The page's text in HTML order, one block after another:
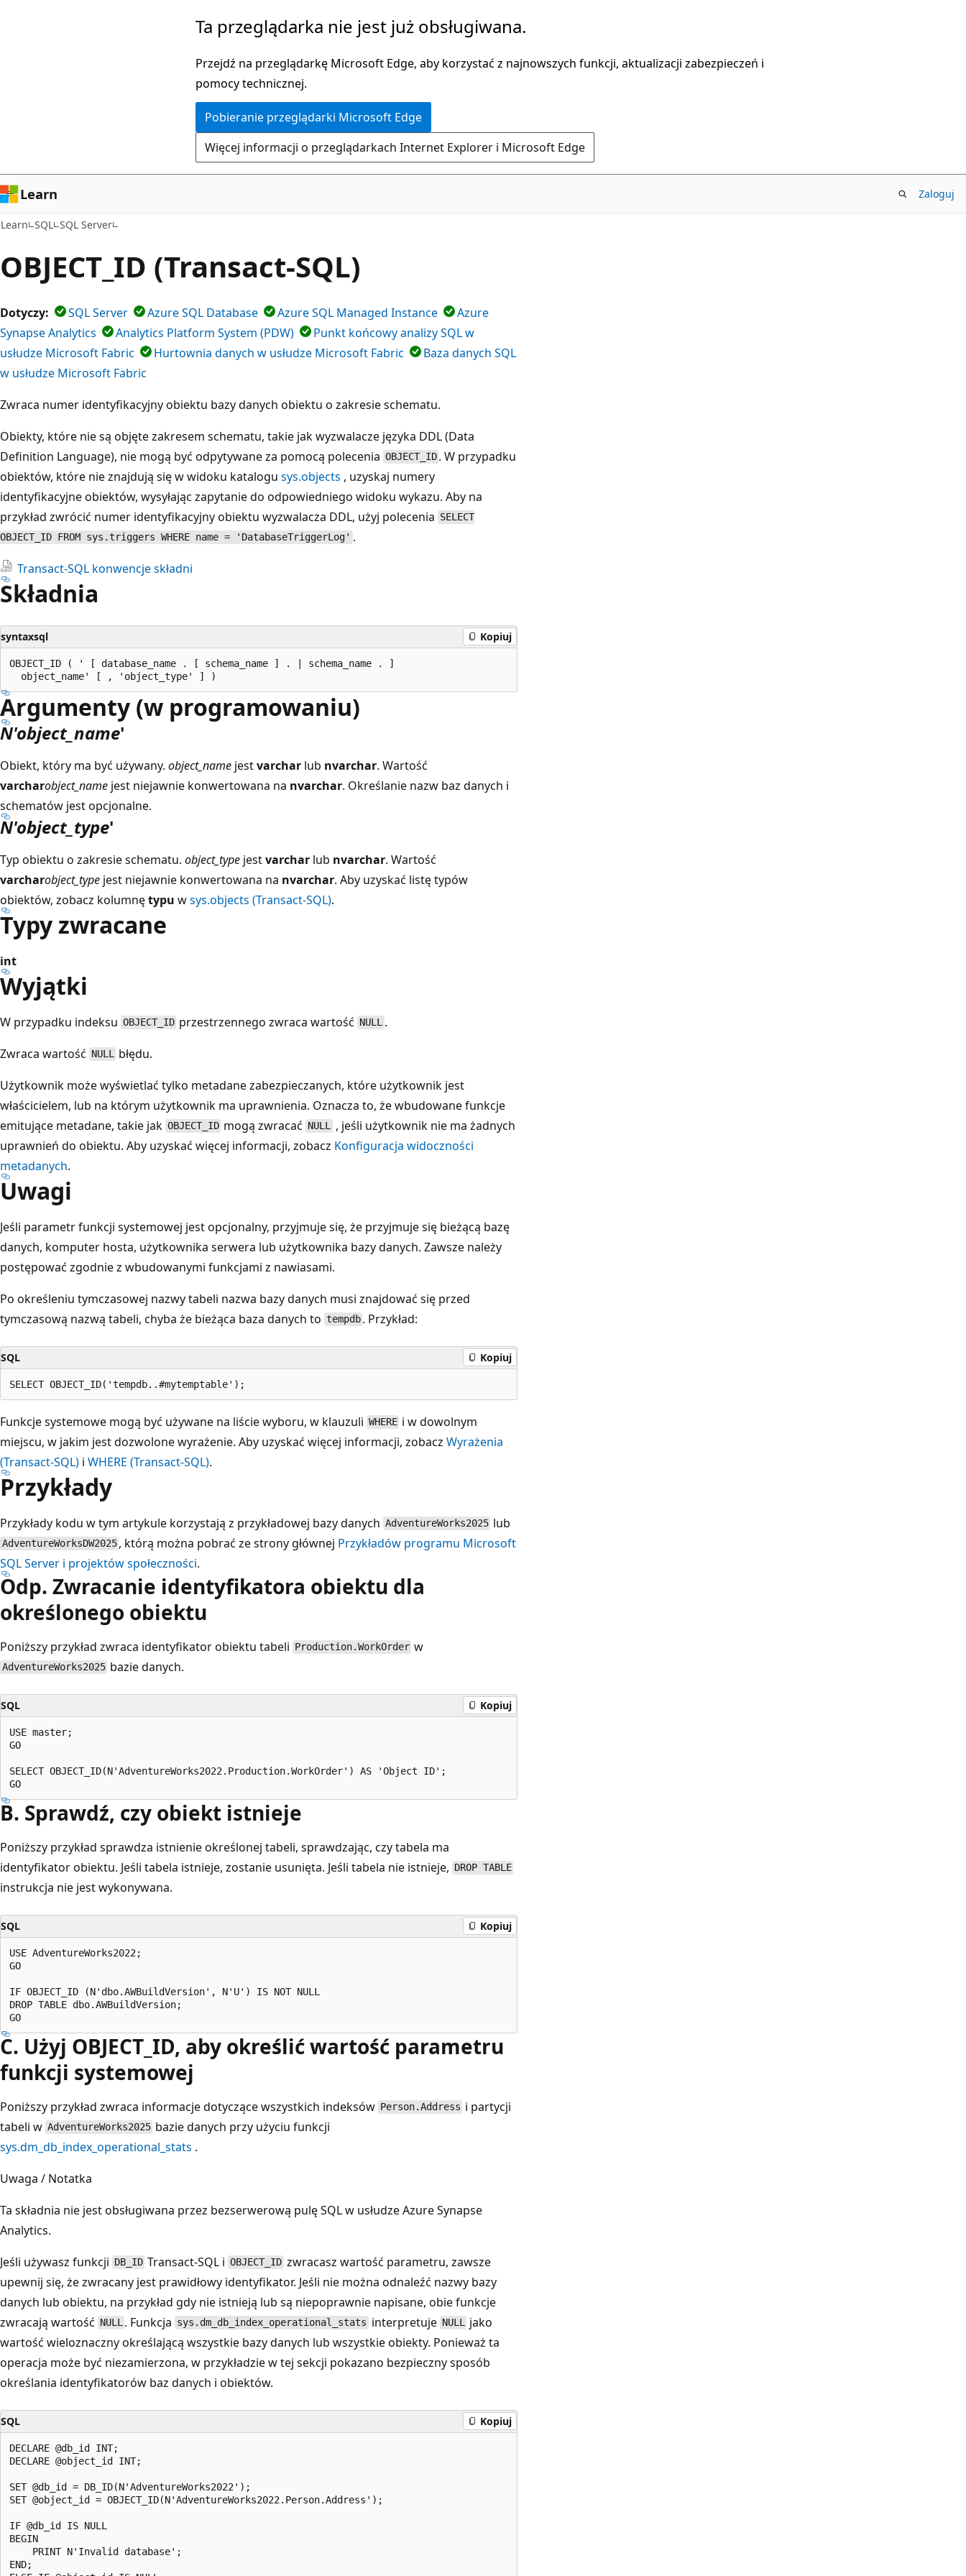
Ta przeglądarka nie jest już obsługiwana.
Przejdź na przeglądarkę Microsoft Edge, aby korzystać z najnowszych funkcji, aktualizacji zabezpieczeń i
pomocy technicznej.
Pobieranie przeglądarki Microsoft Edge
Więcej informacji o przeglądarkach Internet Explorer i Microsoft Edge
Learn Zaloguj
Learn SQL SQL Server
OBJECT_ID (Transact-SQL)
Dotyczy: SQL Server Azure SQL Database Azure SQL Managed Instance
Azure
Synapse Analytics
Analytics Platform System (PDW)
Punkt końcowy analizy SQL w
usłudze Microsoft Fabric
Hurtownia danych w usłudze Microsoft Fabric
Baza danych SQL
w usłudze Microsoft Fabric
Zwraca numer identyfikacyjny obiektu bazy danych obiektu o zakresie schematu.
Obiekty, które nie są objęte zakresem schematu, takie jak wyzwalacze języka DDL (Data
Definition Language), nie mogą być odpytywane za pomocą polecenia OBJECT_ID . W przypadku
obiektów, które nie znajdują się w widoku katalogu sys.objects , uzyskaj numery
identyfikacyjne obiektów, wysyłając zapytanie do odpowiedniego widoku wykazu. Aby na
przykład zwrócić numer identyfikacyjny obiektu wyzwalacza DDL, użyj polecenia SELECT
OBJECT_ID FROM sys.triggers WHERE name = 'DatabaseTriggerLog' .
Transact-SQL konwencje składni
Składnia
syntaxsql Kopiuj
OBJECT_ID ( ' [ database_name . [ schema_name ] . | schema_name . ]
Argumenty (w programowaniu)
N'object_name'
Obiekt, który ma być używany. object_name jestvarchar lub nvarchar. Wartość
varcharobject_name jest niejawnie konwertowana na nvarchar. Określanie nazw baz danych i
schematów jest opcjonalne.
N'object_type'
Typ obiektu o zakresie schematu. object_type jestvarchar lub nvarchar. Wartość
varcharobject_type jest niejawnie konwertowana na nvarchar. Aby uzyskać listę typów
obiektów, zobacz kolumnętypu wsys.objects (Transact-SQL).
Typy zwracane
int
Wyjątki
W przypadku indeksu OBJECT_ID przestrzennego zwraca wartość NULL.
Zwraca wartość NULL błędu.
Użytkownik może wyświetlać tylko metadane zabezpieczanych, które użytkownik jest
właścicielem, lub na którym użytkownik ma uprawnienia. Oznacza to, że wbudowane funkcje
emitujące metadane, takie jak OBJECT_ID mogą zwracać NULL, jeśli użytkownik nie ma żadnych
uprawnień do obiektu. Aby uzyskać więcej informacji, zobacz Konfiguracja widoczności
metadanych.
Uwagi
Jeśli parametr funkcji systemowej jest opcjonalny, przyjmuje się, że przyjmuje się bieżącą bazę
danych, komputer hosta, użytkownika serwera lub użytkownika bazy danych. Zawsze należy
postępować zgodnie z wbudowanymi funkcjami z nawiasami.
Po określeniu tymczasowej nazwy tabeli nazwa bazy danych musi znajdować się przed
tymczasową nazwą tabeli, chyba że bieżąca baza danych to tempdb . Przykład:
SQL Kopiuj
Funkcje systemowe mogą być używane na liście wyboru, w klauzuli WHERE i w dowolnym
miejscu, w jakim jest dozwolone wyrażenie. Aby uzyskać więcej informacji, zobacz Wyrażenia
(Transact-SQL) i WHERE (Transact-SQL).
Przykłady
Przykłady kodu w tym artykule korzystają z przykładowej bazy danych AdventureWorks2025 lub
AdventureWorksDW2025 , którą można pobrać ze strony głównej Przykładów programu Microsoft
SQL Server i projektów społeczności.
Odp. Zwracanie identyfikatora obiektu dla
określonego obiektu
Poniższy przykład zwraca identyfikator obiektu tabeli Production.WorkOrder w
AdventureWorks2025 bazie danych.
SQL Kopiuj
USE master;
GO
SELECT OBJECT_ID(N'AdventureWorks2022.Production.WorkOrder') AS 'Object ID';
B. Sprawdź, czy obiekt istnieje
Poniższy przykład sprawdza istnienie określonej tabeli, sprawdzając, czy tabela ma
identyfikator obiektu. Jeśli tabela istnieje, zostanie usunięta. Jeśli tabela nie istnieje, DROP TABLE
instrukcja nie jest wykonywana.
SQL Kopiuj
USE AdventureWorks2022;
GO
IF OBJECT_ID (N'dbo.AWBuildVersion', N'U') IS NOT NULL
DROP TABLE dbo.AWBuildVersion;
C. Użyj OBJECT_ID, aby określić wartość parametru
funkcji systemowej
Poniższy przykład zwraca informacje dotyczące wszystkich indeksów Person.Address i partycji
tabeli w AdventureWorks2025 bazie danych przy użyciu funkcji
sys.dm_db_index_operational_stats .
Uwaga / Notatka
Ta składnia nie jest obsługiwana przez bezserwerową pulę SQL w usłudze Azure Synapse
Analytics.
Jeśli używasz funkcji DB_ID Transact-SQL i OBJECT_ID zwracasz wartość parametru, zawsze
upewnij się, że zwracany jest prawidłowy identyfikator. Jeśli nie można odnaleźć nazwy bazy
danych lub obiektu, na przykład gdy nie istnieją lub są niepoprawnie napisane, obie funkcje
zwracają wartość NULL . Funkcja sys.dm_db_index_operational_stats interpretuje NULL jako
wartość wieloznaczny określającą wszystkie bazy danych lub wszystkie obiekty. Ponieważ ta
operacja może być niezamierzona, w przykładzie w tej sekcji pokazano bezpieczny sposób
określania identyfikatorów baz danych i obiektów.
SQL Kopiuj
DECLARE @db_id INT;
DECLARE @object_id INT;
SET @db_id = DB_ID(N'AdventureWorks2022');
SET @object_id = OBJECT_ID(N'AdventureWorks2022.Person.Address');
IF @db_id IS NULL
BEGIN
    PRINT N'Invalid database';
END;